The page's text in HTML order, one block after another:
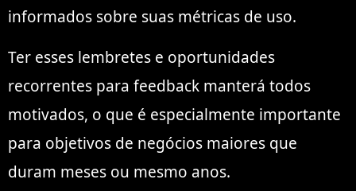
informados sobre suas métricas de uso.
Ter esses lembretes e oportunidades
recorrentes para feedback manterá todos
motivados, o que é especialmente importante
para objetivos de negócios maiores que
duram meses ou mesmo anos.